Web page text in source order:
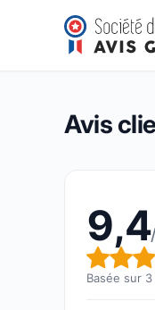
LOFT
Note globale
Avis
9,4
Note
Basée sur